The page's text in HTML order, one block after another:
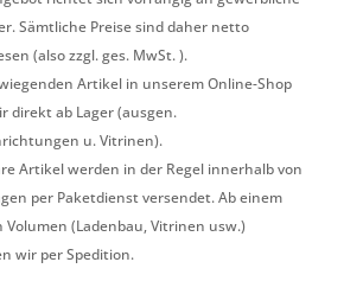
Sämtliche Preise sind daher netto
(also zzgl. ges. MwSt. ).
Artikel in unserem Online-Shop
direkt ab Lager (ausgen.
u. Vitrinen).
Artikel werden in der Regel innerhalb von
per Paketdienst versendet. Ab einem
Volumen (Ladenbau, Vitrinen usw.)
wir per Spedition.